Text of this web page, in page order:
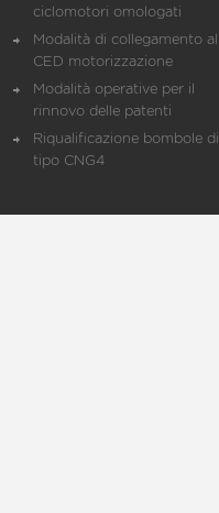
ciclomotori omologati
Modalità di collegamento al
CED motorizzazione
Modalità operative per il
rinnovo delle patenti
Riqualificazione bombole di
tipo CNG4